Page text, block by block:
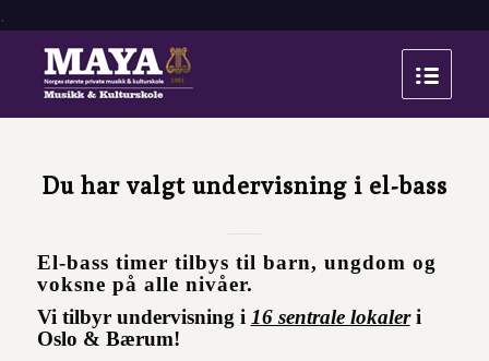
.
Du har valgt undervisning i el-bass
El-bass timer tilbys til barn, ungdom og
voksne på alle nivåer.
Vi tilbyr undervisning i 16 sentrale lokaler i
Oslo & Bærum!